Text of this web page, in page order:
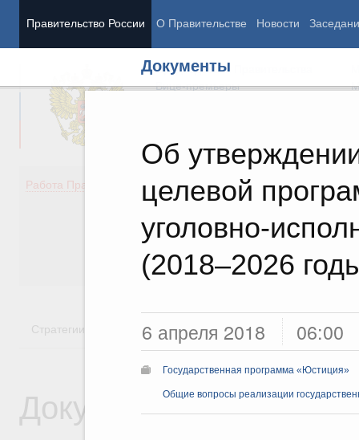
Правительство России О Правительстве Новости
Документы
Об
целевой
уголовно-
(2018–2026
6 апреля 2018 06:00
Государственная программа «Юстиция»
Общие вопросы реализации
Председатель Правительства
Вице-премьеры
Работа Правительства
Демография
Здоровье
Культура
Общество
Государство
Стратегии Государственные программы
Документы